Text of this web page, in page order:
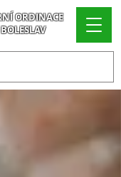
ORDINACE